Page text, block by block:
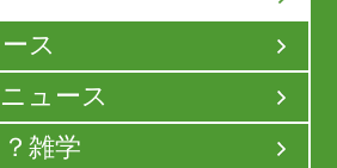
ス
ュース
雑学